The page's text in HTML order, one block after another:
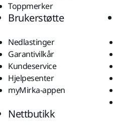
Toppmerker
Brukerstøtte
Nedlastinger
Garantivilkår
Kundeservice
Hjelpesenter
myMirka-appen
Nettbutikk